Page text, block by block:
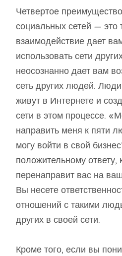
Четвертое
социальных сетей — это
взаимодействие дает
использовать сети
неосознанно дает вам
сеть других людей.
живут в Интернете и
сети в этом процессе.
направить меня к пяти
могу войти в свой
положительному ответу,
перенаправит вас на
Вы несете
отношений с такими
других в своей сети.
Кроме того, если вы